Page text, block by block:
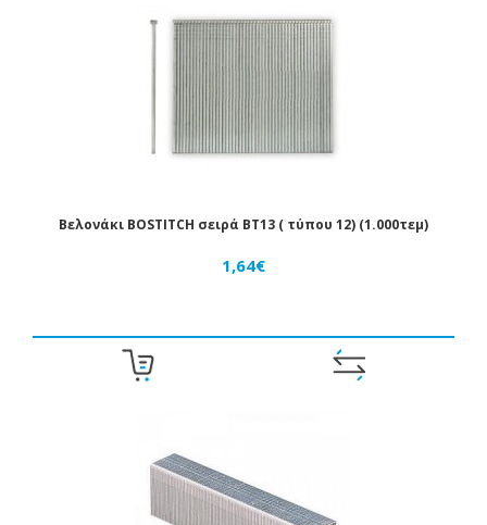
Βελονάκι BOSTITCH σειρά BT13 ( τύπου 12) (1.000τεμ)
1,64€